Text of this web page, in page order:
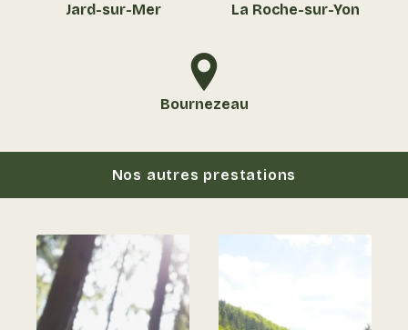
Jard-sur-Mer La Roche-sur-Yon
Bournezeau
Nos autres prestations